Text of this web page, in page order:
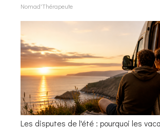
Nomad'Thérapeute
Les disputes de l'été : pourquoi les